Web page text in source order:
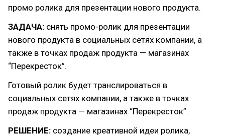
промо ролика для презентации нового продукта.
ЗАДАЧА: снять промо-ролик для презентации
нового продукта в социальных сетях компании, а
также в точках продаж продукта — магазинах
“Перекресток”.
Готовый ролик будет транслироваться в
социальных сетях компании, а также в точках
продаж продукта — магазинах “Перекресток”.
РЕШЕНИЕ: создание креативной идеи ролика,